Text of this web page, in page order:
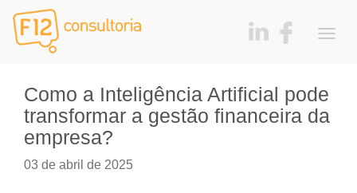
Como a Inteligência Artificial pode
transformar a gestão financeira da
empresa?
03 de abril de 2025